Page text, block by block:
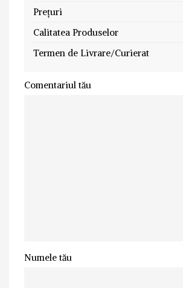
Prețuri
Calitatea Produselor
Termen de Livrare/Curierat
Comentariul tău
Numele tău